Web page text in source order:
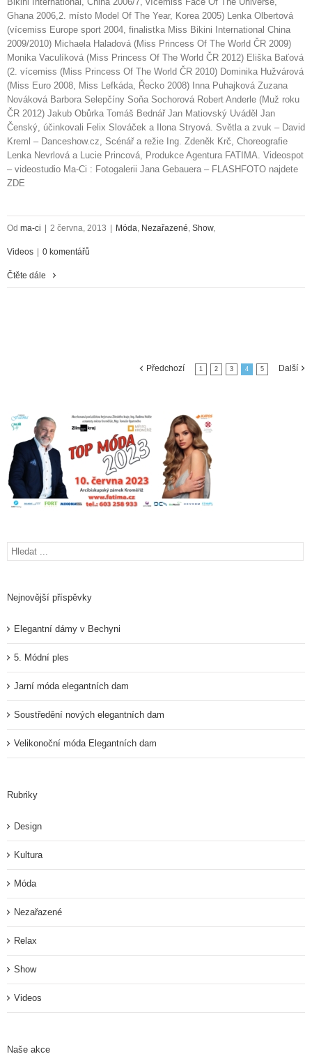
Ghana 2006,2. místo Model Of The Year, Korea 2005) Lenka Olbertová
(vícemiss Europe sport 2004, finalistka Miss Bikini International China
2009/2010) Michaela Haladová (Miss Princess Of The World ČR 2009)
Monika Vaculíková (Miss Princess Of The World ČR 2012) Eliška Baťová
(2. vícemiss (Miss Princess Of The World ČR 2010) Dominika Hužvárová
(Miss Euro 2008, Miss Lefkáda, Řecko 2008) Inna Puhajková Zuzana
Nováková Barbora Selepčíny Soňa Sochorová Robert Anderle (Muž roku
ČR 2012) Jakub Obůrka Tomáš Bednář Jan Matiovský Uváděl Jan
Čenský, účinkovali Felix Slováček a Ilona Stryová. Světla a zvuk – David
Kreml – Danceshow.cz, Scénář a režie Ing. Zdeněk Krč, Choreografie
Lenka Nevrlová a Lucie Princová, Produkce Agentura FATIMA. Videospot
– videostudio Ma-Ci : Fotogalerii Jana Gebauera – FLASHFOTO najdete
ZDE
Od ma-ci 2 června, 2013 Móda, Nezařazené, Show,
Videos 0 komentářů
Čtěte dále
Předchozí 1 2 3 4 5 Další
Nejnovější příspěvky
Elegantní dámy v Bechyni
5. Módní ples
Jarní móda elegantních dam
Soustředění nových elegantních dam
Velikonoční móda Elegantních dam
Rubriky
Design
Kultura
Móda
Nezařazené
Relax
Show
Videos
Naše akce